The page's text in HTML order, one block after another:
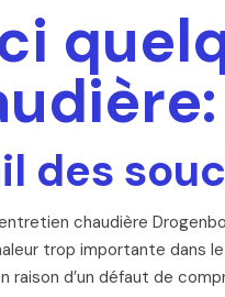
des
chaudière
trop importante dans
raison d’un défaut de